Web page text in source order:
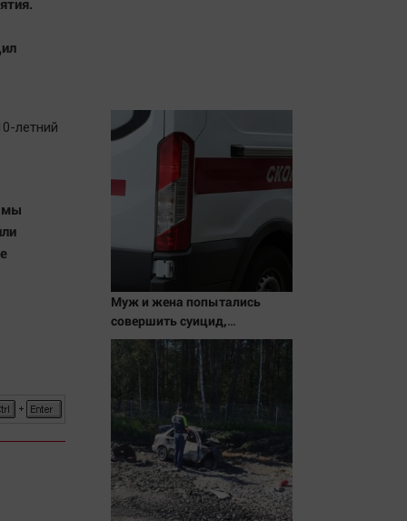
летний
мы
Муж и жена попытались
совершить суицид,
предупредив оперативные
службы